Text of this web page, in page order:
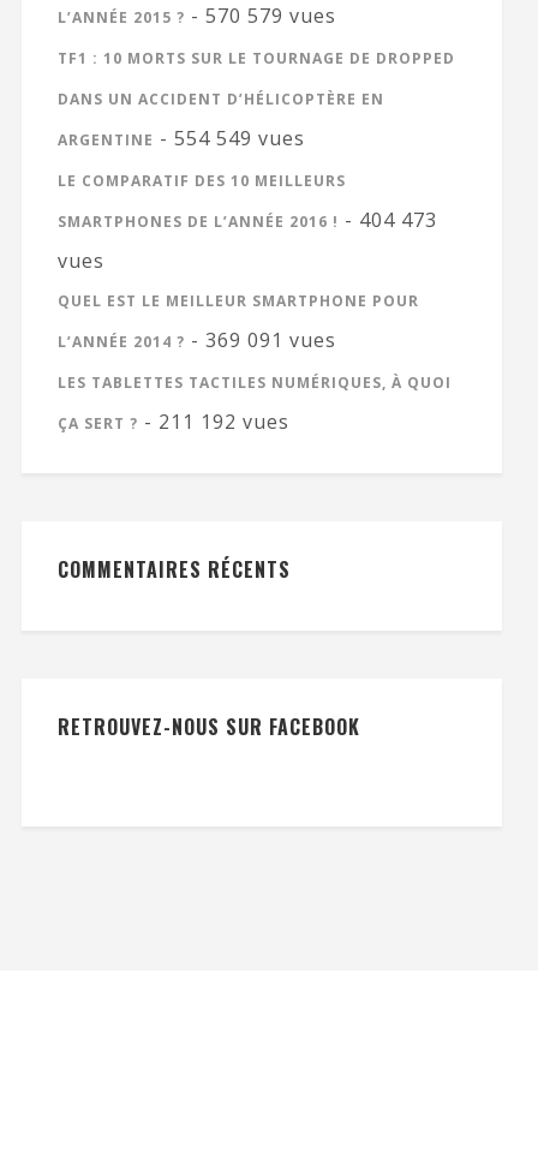
L’ANNÉE 2015 ? - 570 579 vues
TF1 : 10 MORTS SUR LE TOURNAGE DE DROPPED
DANS UN ACCIDENT D’HÉLICOPTÈRE EN
ARGENTINE - 554 549 vues
LE COMPARATIF DES 10 MEILLEURS
SMARTPHONES DE L’ANNÉE 2016 ! - 404 473
vues
QUEL EST LE MEILLEUR SMARTPHONE POUR
L’ANNÉE 2014 ? - 369 091 vues
LES TABLETTES TACTILES NUMÉRIQUES, À QUOI
ÇA SERT ? - 211 192 vues
COMMENTAIRES RÉCENTS
RETROUVEZ-NOUS SUR FACEBOOK